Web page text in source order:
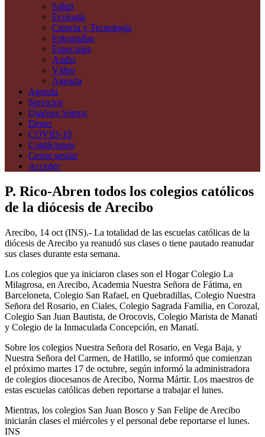
Salud
Ecología
Ciencia y Tecnología
Fotografías
Especiales
Audio
Vídeo
Agenda
Agenda
Servicios
Quiénes Somos
Demo
COVID-19
Contáctenos
Cerrar sesión
Acceder
P. Rico-Abren todos los colegios católicos
de la diócesis de Arecibo
Arecibo, 14 oct (INS).- La totalidad de las escuelas católicas de la
diócesis de Arecibo ya reanudó sus clases o tiene pautado reanudar
sus clases durante esta semana.
Los colegios que ya iniciaron clases son el Hogar Colegio La
Milagrosa, en Arecibo, Academia Nuestra Señora de Fátima, en
Barceloneta, Colegio San Rafael, en Quebradillas, Colegio Nuestra
Señora del Rosario, en Ciales, Colegio Sagrada Familia, en Corozal,
Colegio San Juan Bautista, de Orocovis, Colegio Marista de Manatí
y Colegio de la Inmaculada Concepción, en Manatí.
Sobre los colegios Nuestra Señora del Rosario, en Vega Baja, y
Nuestra Señora del Carmen, de Hatillo, se informó que comienzan
el próximo martes 17 de octubre, según informó la administradora
de colegios diocesanos de Arecibo, Norma Mártir. Los maestros de
estas escuelas católicas deben reportarse a trabajar el lunes.
Mientras, los colegios San Juan Bosco y San Felipe de Arecibo
iniciarán clases el miércoles y el personal debe reportarse el lunes.
INS